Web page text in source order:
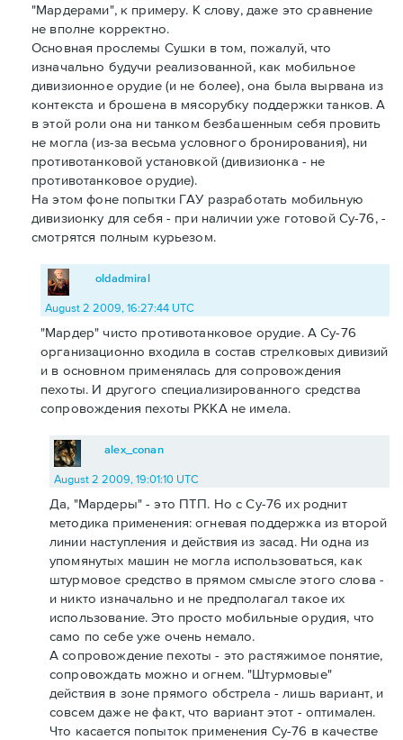
"Мардерами", к примеру. К слову, даже это сравнение
не вполне корректно.
Основная прослемы Сушки в том, пожалуй, что
изначально будучи реализованной, как мобильное
дивизионное орудие (и не более), она была вырвана из
контекста и брошена в мясорубку поддержки танков. А
в этой роли она ни танком безбашенным себя провить
не могла (из-за весьма условного бронирования), ни
противотанковой установкой (дивизионка - не
противотанковое орудие).
На этом фоне попытки ГАУ разработать мобильную
дивизионку для себя - при наличии уже готовой Су-76, -
смотрятся полным курьезом.
oldadmiral
August 2 2009, 16:27:44 UTC
"Мардер" чисто противотанковое орудие. А Су-76
организационно входила в состав стрелковых дивизий
и в основном применялась для сопровождения
пехоты. И другого специализированного средства
сопровождения пехоты РККА не имела.
alex_conan
August 2 2009, 19:01:10 UTC
Да, "Мардеры" - это ПТП. Но с Су-76 их роднит
методика применения: огневая поддержка из второй
линии наступления и действия из засад. Ни одна из
упомянутых машин не могла использоваться, как
штурмовое средство в прямом смысле этого слова -
и никто изначально и не предполагал такое их
использование. Это просто мобильные орудия, что
само по себе уже очень немало.
А сопровождение пехоты - это растяжимое понятие,
сопровождать можно и огнем. "Штурмовые"
действия в зоне прямого обстрела - лишь вариант, и
совсем даже не факт, что вариант этот - оптимален.
Что касается попыток применения Су-76 в качестве